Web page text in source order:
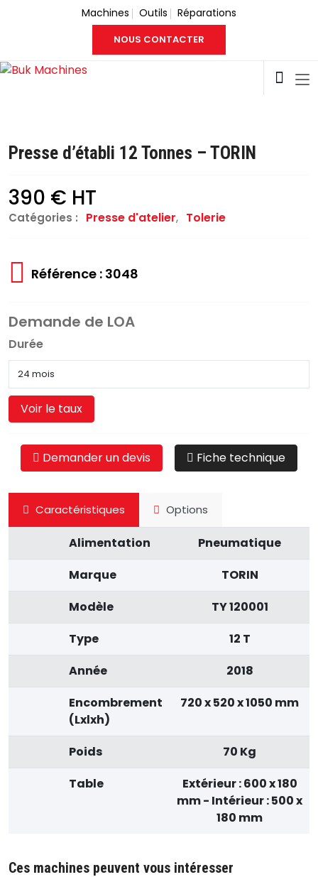
Machines Outils Réparations
NOUS CONTACTER
Presse d’établi 12 Tonnes – TORIN
390 € HT
Catégories : Presse d'atelier, Tolerie
Référence : 3048
Demande de LOA
Durée
Voir le taux
Demander un devis Fiche technique
Caractéristiques Options
Alimentation
Pneumatique
Marque
TORIN
Modèle
TY 120001
Type
12 T
Année
2018
Encombrement
(Lxlxh)
720 x 520 x 1050 mm
Poids
70 Kg
Table
Extérieur : 600 x 180
mm - Intérieur : 500 x
180 mm
Ces machines peuvent vous intéresser